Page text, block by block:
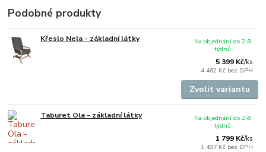
Podobné produkty
Křeslo Nela - základní látky
5 399 Kč/ks
4 462 Kč bez DPH
Na objednání do 2-8
týdnů
Zvolit variantu
Taburet Ola - základní látky
1 799 Kč/ks
1 487 Kč bez DPH
Na objednání do 2-8
týdnů